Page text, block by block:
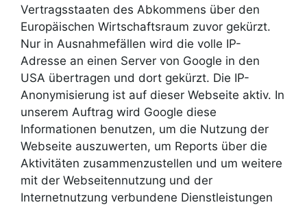
Vertragsstaaten des Abkommens über den
Europäischen Wirtschaftsraum zuvor gekürzt.
Nur in Ausnahmefällen wird die volle IP-
Adresse an einen Server von Google in den
USA übertragen und dort gekürzt. Die IP-
Anonymisierung ist auf dieser Webseite aktiv. In
unserem Auftrag wird Google diese
Informationen benutzen, um die Nutzung der
Webseite auszuwerten, um Reports über die
Aktivitäten zusammenzustellen und um weitere
mit der Webseitennutzung und der
Internetnutzung verbundene Dienstleistungen